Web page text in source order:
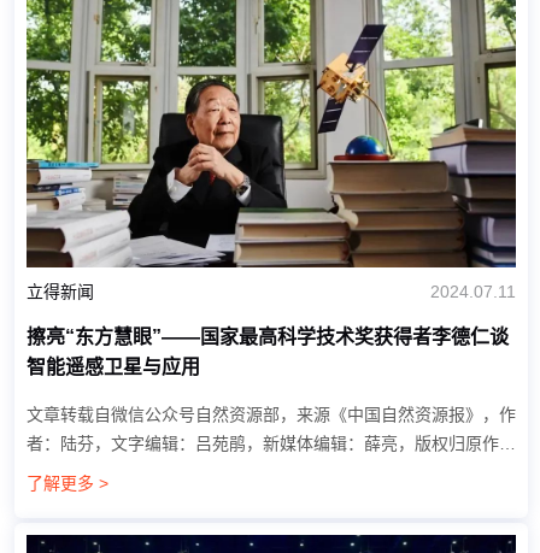
立得新闻 2024.07.11
擦亮“东方慧眼”——国家最高科学技术奖获得者李德仁谈
智能遥感卫星与应用
文章转载自微信公众号自然资源部，来源《中国自然资源报》，作
者：陆芬，文字编辑：吕苑鹃，新媒体编辑：薛亮，版权归原作者
及刊载媒体所有。 6月30日，中国科技馆一层报告厅座无虚席。几
了解更多 >